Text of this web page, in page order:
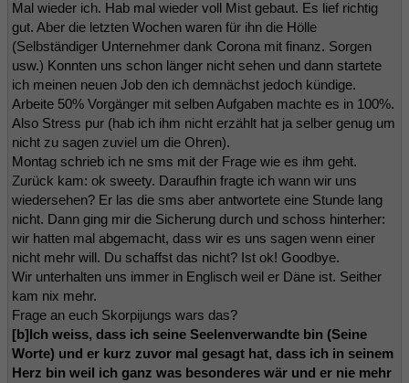
Mal wieder ich. Hab mal wieder voll Mist gebaut. Es lief richtig
gut. Aber die letzten Wochen waren für ihn die Hölle
(Selbständiger Unternehmer dank Corona mit finanz. Sorgen
usw.) Konnten uns schon länger nicht sehen und dann startete
ich meinen neuen Job den ich demnächst jedoch kündige.
Arbeite 50% Vorgänger mit selben Aufgaben machte es in 100%.
Also Stress pur (hab ich ihm nicht erzählt hat ja selber genug um
nicht zu sagen zuviel um die Ohren).
Montag schrieb ich ne sms mit der Frage wie es ihm geht.
Zurück kam: ok sweety. Daraufhin fragte ich wann wir uns
wiedersehen? Er las die sms aber antwortete eine Stunde lang
nicht. Dann ging mir die Sicherung durch und schoss hinterher:
wir hatten mal abgemacht, dass wir es uns sagen wenn einer
nicht mehr will. Du schaffst das nicht? Ist ok! Goodbye.
Wir unterhalten uns immer in Englisch weil er Däne ist. Seither
kam nix mehr.
Frage an euch Skorpijungs wars das?
[b]Ich weiss, dass ich seine Seelenverwandte bin (Seine
Worte) und er kurz zuvor mal gesagt hat, dass ich in seinem
Herz bin weil ich ganz was besonderes wär und er nie mehr